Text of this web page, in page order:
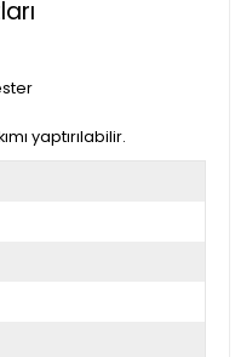
yaptırılabilir.